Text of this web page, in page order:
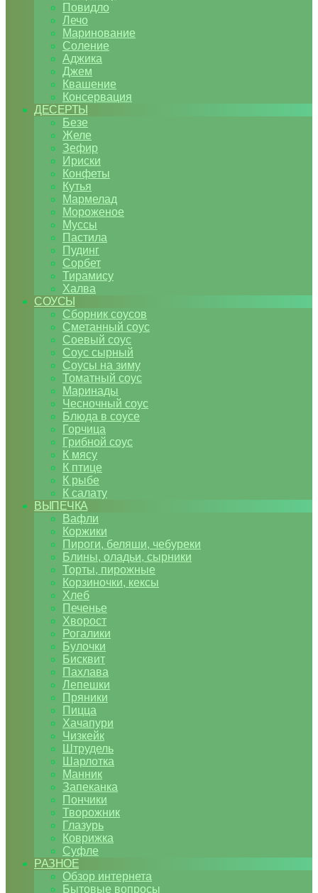
Повидло
Лечо
Маринование
Соление
Аджика
Джем
Квашение
Консервация
ДЕСЕРТЫ
Безе
Желе
Зефир
Ириски
Конфеты
Кутья
Мармелад
Мороженое
Муссы
Пастила
Пудинг
Сорбет
Тирамису
Халва
СОУСЫ
Сборник соусов
Сметанный соус
Соевый соус
Соус сырный
Соусы на зиму
Томатный соус
Маринады
Чесночный соус
Блюда в соусе
Горчица
Грибной соус
К мясу
К птице
К рыбе
К салату
ВЫПЕЧКА
Вафли
Коржики
Пироги, беляши, чебуреки
Блины, оладьи, сырники
Торты, пирожные
Корзиночки, кексы
Хлеб
Печенье
Хворост
Рогалики
Булочки
Бисквит
Пахлава
Лепешки
Пряники
Пицца
Хачапури
Чизкейк
Штрудель
Шарлотка
Манник
Запеканка
Пончики
Творожник
Глазурь
Коврижка
Суфле
РАЗНОЕ
Обзор интернета
Бытовые вопросы